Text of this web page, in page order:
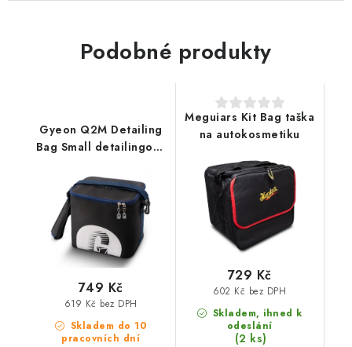
Podobné produkty
Gyeon Q2M Detailing
Bag Small detailingová
Skladem do 10
pracovních dní
619 Kč bez DPH
749 Kč
Meguiars Kit Bag taška
na autokosmetiku
Skladem, ihned k
odeslání
(2 ks)
602 Kč bez DPH
729 Kč